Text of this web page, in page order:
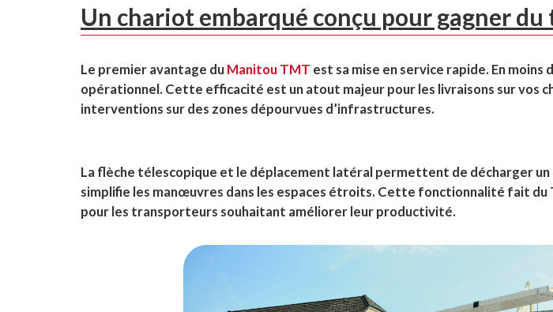
Un chariot embarqué conçu pour gagner du
Le premier avantage duManitou TMT est sa mise en service rapide. En moins
opérationnel. Cette efficacité est un atout majeur pour les livraisons sur vos
interventions sur des zones dépourvues d’infrastructures.
La flèche télescopique et le déplacement latéral permettent de décharger un
simplifie les manœuvres dans les espaces étroits. Cette fonctionnalité fait du
pour les transporteurs souhaitant améliorer leur productivité.